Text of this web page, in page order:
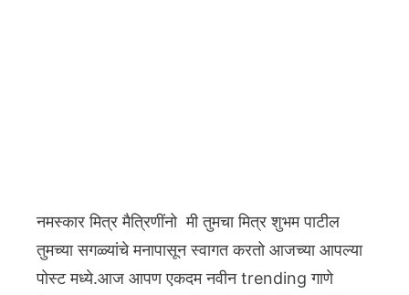
नमस्कार मित्र मैत्रिणींनो मी तुमचा मित्र शुभम पाटील
तुमच्या सगळ्यांचे मनापासून स्वागत करतो आजच्या आपल्या
पोस्ट मध्ये.आज आपण एकदम नवीन trending गाणे